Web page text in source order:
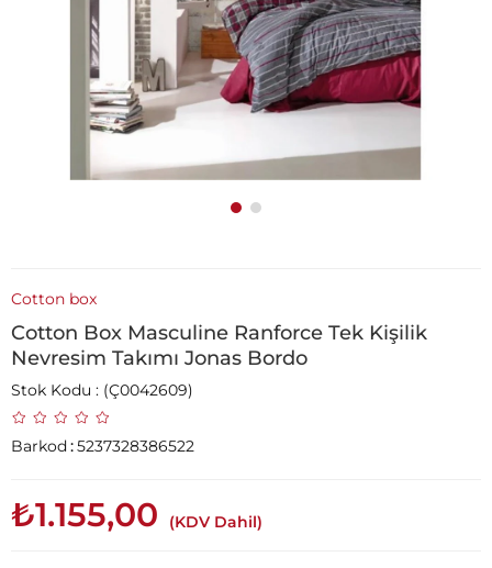
Cotton box
Cotton Box Masculine Ranforce Tek Kişilik
Nevresim Takımı Jonas Bordo
Stok Kodu (Ç0042609)
Barkod:5237328386522
₺1.155,00 (KDV Dahil)